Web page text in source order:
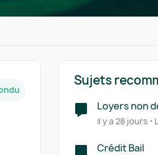
Sujets
Loyers non
véhicules
il y a 28 jours
Crédit Bail